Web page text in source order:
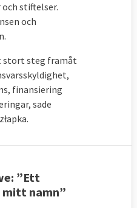
stiftelser.
och
stort steg framåt
finansiering
sade
”Ett
namn”